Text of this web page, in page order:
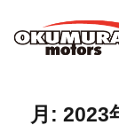
月:2023